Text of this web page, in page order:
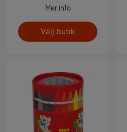
Mer info
Välj butik